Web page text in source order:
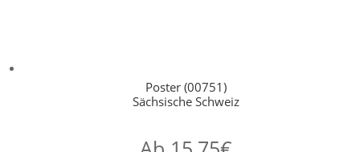
Poster (00751)
Sächsische Schweiz